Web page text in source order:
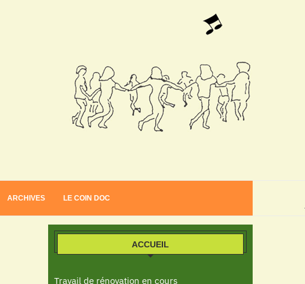
ARCHIVES LE COIN DOC
ACCUEIL
Travail de rénovation en cours